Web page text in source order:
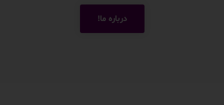
درباره ما!